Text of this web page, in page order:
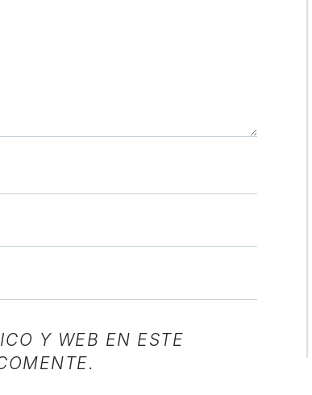
Y WEB EN ESTE
DAPIBUS LEO”
ACCOUNTANT, COLIBRI